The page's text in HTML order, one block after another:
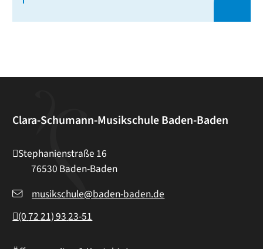
Clara-Schumann-Musikschule Baden-Baden
Stephanienstraße 16
76530 Baden-Baden
musikschule@baden-baden.de
(07221) 9323-51